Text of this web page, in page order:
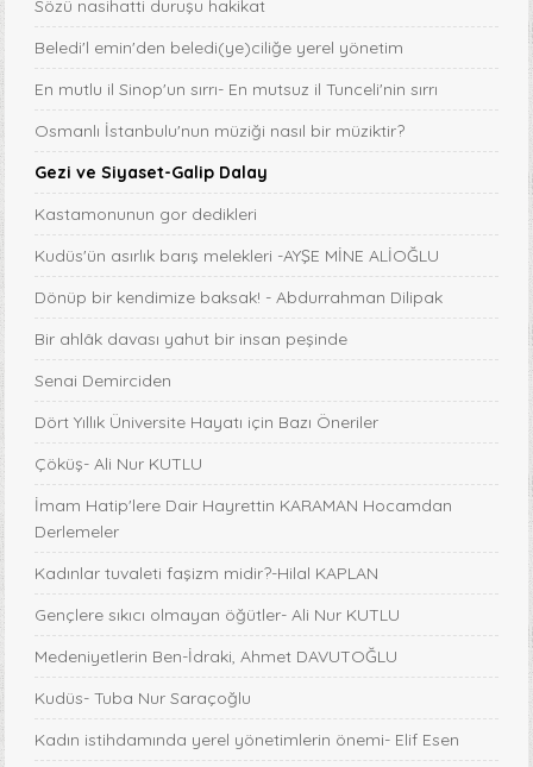
Sözü nasihatti duruşu hakikat
Beledi'l emin'den beledi(ye)ciliğe yerel yönetim
En mutlu il Sinop'un sırrı- En mutsuz il Tunceli'nin sırrı
Osmanlı İstanbulu'nun müziği nasıl bir müziktir?
Gezi ve Siyaset-Galip Dalay
Kastamonunun gor dedikleri
Kudüs'ün asırlık barış melekleri -AYŞE MİNE ALİOĞLU
Dönüp bir kendimize baksak! - Abdurrahman Dilipak
Bir ahlâk davası yahut bir insan peşinde
Senai Demirciden
Dört Yıllık Üniversite Hayatı için Bazı Öneriler
Çöküş- Ali Nur KUTLU
İmam Hatip'lere Dair Hayrettin KARAMAN Hocamdan
Derlemeler
Kadınlar tuvaleti faşizm midir?-Hilal KAPLAN
Gençlere sıkıcı olmayan öğütler- Ali Nur KUTLU
Medeniyetlerin Ben-İdraki, Ahmet DAVUTOĞLU
Kudüs- Tuba Nur Saraçoğlu
Kadın istihdamında yerel yönetimlerin önemi- Elif Esen